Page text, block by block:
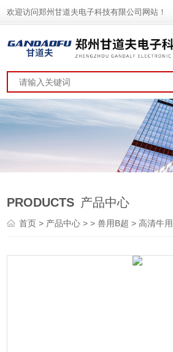
欢迎访问郑州甘道夫电子科技有限公司网站！
PRODUCTS 产品中心
首页> 产品中心 > >兽用B超 > 高清牛用B超